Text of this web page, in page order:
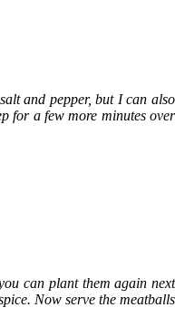
and pepper, but I can also
for a few more minutes over
can plant them again next
Now serve the meatballs